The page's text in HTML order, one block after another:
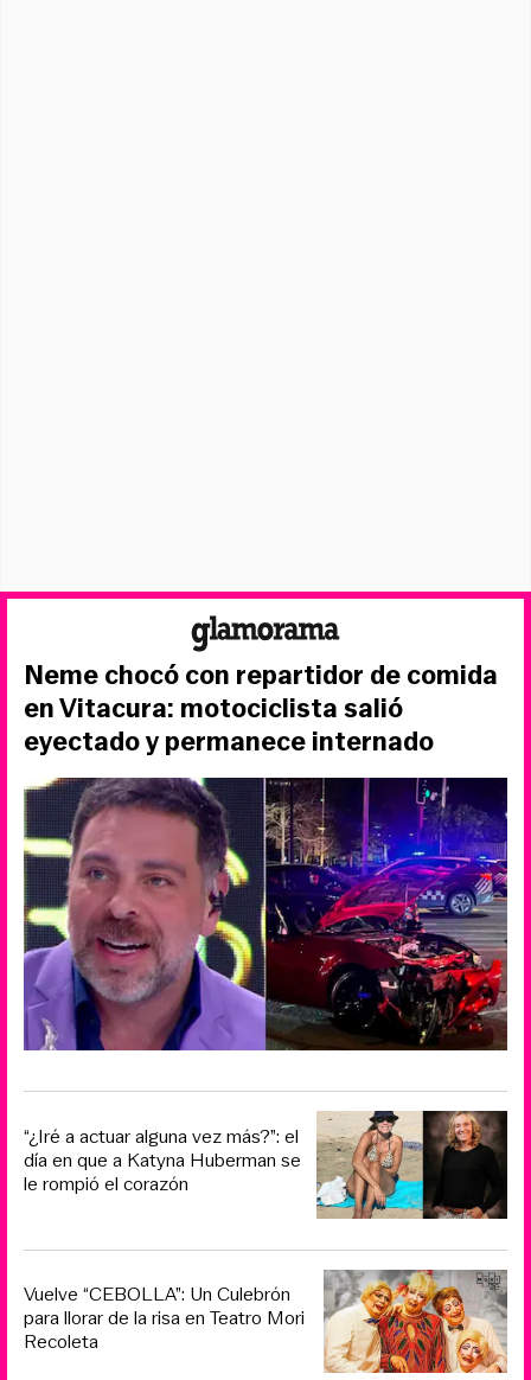
Neme chocó con repartidor de comida
en Vitacura: motociclista salió
eyectado y permanece internado
“¿Iré a actuar alguna vez más?”: el
día en que a Katyna Huberman se
le rompió el corazón
Vuelve “CEBOLLA”: Un Culebrón
para llorar de la risa en Teatro Mori
Recoleta